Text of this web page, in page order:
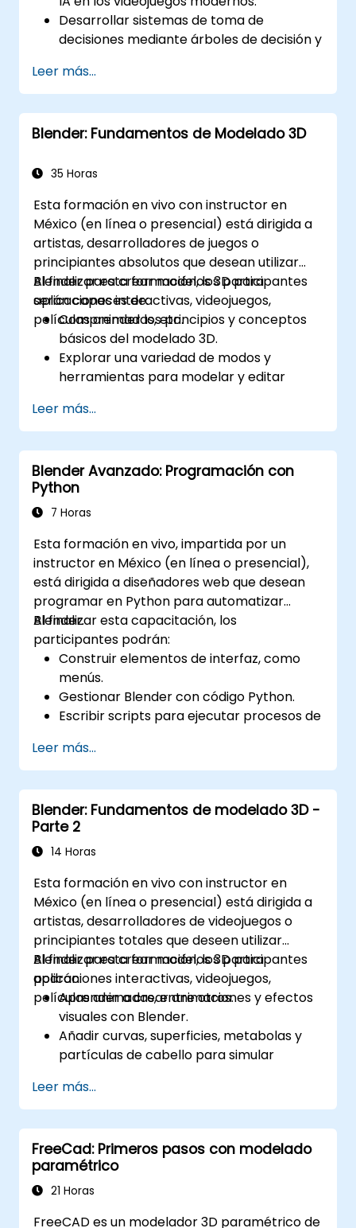
Desarrollar sistemas de toma de
decisiones mediante árboles de decisión y
Implementar algoritmos de búsqueda de
caminos, como A*, para la navegación
dentro del juego.
Aplicar técnicas de aprendizaje por
IA adaptativos.
entornos de juego en tiempo real.
Leer más...
Blender: Fundamentos de Modelado 3D
35 Horas
Esta formación en vivo con instructor en
México (en línea o presencial) está dirigida a
artistas, desarrolladores de juegos o
principiantes absolutos que desean utilizar
Blender para crear modelos 3D para
aplicaciones interactivas, videojuegos,
películas animadas, etc.
Al finalizar esta formación, los participantes
serán capaces de:
Comprender los principios y conceptos
básicos del modelado 3D.
Explorar una variedad de modos y
herramientas para modelar y editar
Aprender a crear animaciones y efectos
visuales con Blender.
Agregar curvas, superficies, metabolas y
partículas de pelo para simular
movimientos 3D realistas.
Utilizar las herramientas para la
escultura y pintura de modelos 3D.
Exportar modelos y activos 3D a un motor
de videojuegos, impresora 3D u otro
software.
Leer más...
Blender Avanzado: Programación con
Python
7 Horas
Esta formación en vivo, impartida por un
instructor en México (en línea o presencial),
está dirigida a diseñadores web que desean
programar en Python para automatizar
Blender.
Al finalizar esta capacitación, los
participantes podrán:
Construir elementos de interfaz, como
menús.
Gestionar Blender con código Python.
Escribir scripts para ejecutar procesos de
Explorar y comprender la biblioteca bpy.
Leer más...
Blender: Fundamentos de modelado 3D -
Parte 2
14 Horas
Esta formación en vivo con instructor en
México (en línea o presencial) está dirigida a
artistas, desarrolladores de videojuegos o
principiantes totales que deseen utilizar
Blender para crear modelos 3D para
aplicaciones interactivas, videojuegos,
películas animadas, entre otros.
Al finalizar esta formación, los participantes
podrán:
Aprender a crear animaciones y efectos
visuales con Blender.
Añadir curvas, superficies, metabolas y
partículas de cabello para simular
Introducirse al modelado y la animación
no destructiva.
Exportar modelos y activos 3D a un motor
de videojuegos, impresora 3D u otro
software.
Leer más...
FreeCad: Primeros pasos con modelado
paramétrico
21 Horas
FreeCAD es un modelador 3D paramétrico de